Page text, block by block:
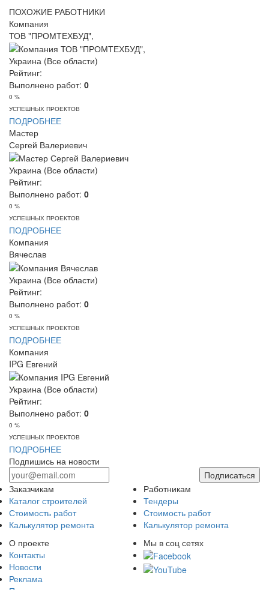
ПОХОЖИЕ РАБОТНИКИ
Компания
ТОВ "ПРОМТЕХБУД",
Украина (Все области)
Рейтинг:
Выполнено работ: 0
0 %
УСПЕШНЫХ ПРОЕКТОВ
ПОДРОБНЕЕ
Мастер
Сергей Валериевич
Украина (Все области)
Рейтинг:
Выполнено работ: 0
0 %
УСПЕШНЫХ ПРОЕКТОВ
ПОДРОБНЕЕ
Компания
Вячеслав
Украина (Все области)
Рейтинг:
Выполнено работ: 0
0 %
УСПЕШНЫХ ПРОЕКТОВ
ПОДРОБНЕЕ
Компания
IPG Евгений
Украина (Все области)
Рейтинг:
Выполнено работ: 0
0 %
УСПЕШНЫХ ПРОЕКТОВ
ПОДРОБНЕЕ
Подпишись на новости
Подписаться
Заказчикам
Каталог строителей
Стоимость работ
Калькулятор ремонта
Работникам
Тендеры
Стоимость работ
Калькулятор ремонта
О проекте
Контакты
Новости
Реклама
Мы в соц сетях